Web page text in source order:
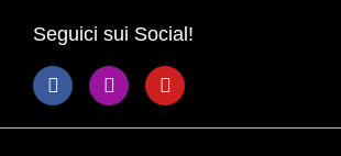
Seguici sui Social!